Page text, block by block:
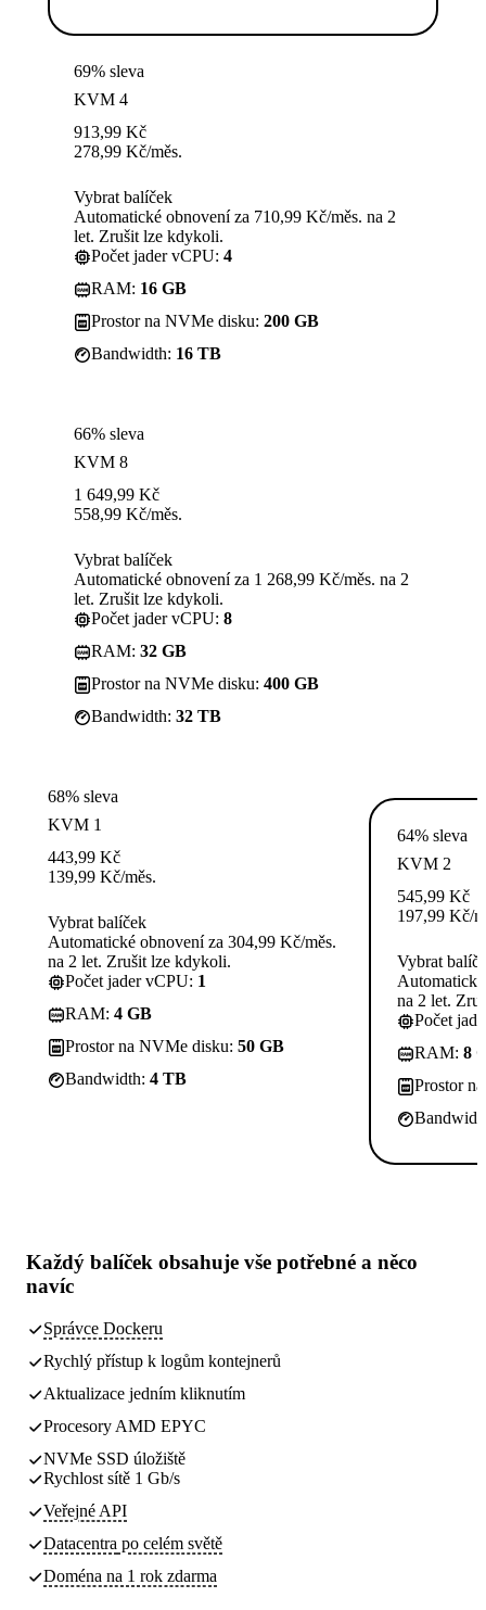
69% sleva
KVM 4
913,99 Kč
278,99 Kč/měs.
Vybrat balíček
Automatické obnovení za 710,99 Kč/měs. na 2
let. Zrušit lze kdykoli.
Počet jader vCPU: 4
RAM: 16 GB
Prostor na NVMe disku: 200 GB
Bandwidth: 16 TB
66% sleva
KVM 8
1 649,99 Kč
558,99 Kč/měs.
Vybrat balíček
Automatické obnovení za 1 268,99 Kč/měs. na 2
let. Zrušit lze kdykoli.
Počet jader vCPU: 8
RAM: 32 GB
Prostor na NVMe disku: 400 GB
Bandwidth: 32 TB
68% sleva
KVM 1
443,99 Kč
139,99 Kč/měs.
Vybrat balíček
Automatické obnovení za 304,99 Kč/měs.
na 2 let. Zrušit lze kdykoli.
Počet jader vCPU: 1
RAM: 4 GB
Prostor na NVMe disku: 50 GB
Bandwidth: 4 TB
64% sleva
KVM 2
545,99 Kč
197,99 Kč/
Vybrat
na 2 let.
Počet
RAM: 8
Prostor
Každý balíček obsahuje vše potřebné a něco
navíc
Správce Dockeru
Rychlý přístup k logům kontejnerů
Aktualizace jedním kliknutím
Procesory AMD EPYC
NVMe SSD úložiště
Rychlost sítě 1 Gb/s
Veřejné API
Datacentra po celém světě
Doména na 1 rok zdarma